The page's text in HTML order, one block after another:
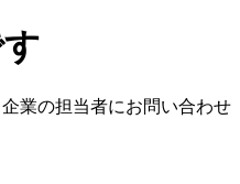
業の担当者にお問い合わせ